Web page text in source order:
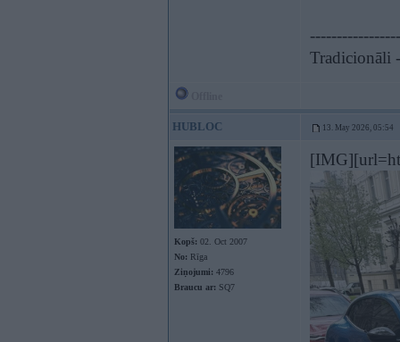
-----------------
Tradicionāli
HUBLOC 13. May 2026, 05:54
Kopš: 02. Oct 2007
No: Rīga
Ziņojumi: 4796
Braucu ar: SQ7